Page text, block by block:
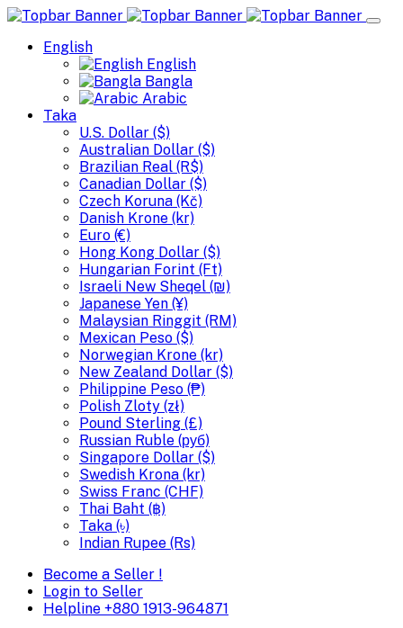
English
English
Bangla
Arabic
Taka
U.S. Dollar ($)
Australian Dollar ($)
Brazilian Real (R$)
Canadian Dollar ($)
Czech Koruna (Kč)
Danish Krone (kr)
Euro (€)
Hong Kong Dollar ($)
Hungarian Forint (Ft)
Israeli New Sheqel (₪)
Japanese Yen (¥)
Malaysian Ringgit (RM)
Mexican Peso ($)
Norwegian Krone (kr)
New Zealand Dollar ($)
Philippine Peso (₱)
Polish Zloty (zł)
Pound Sterling (£)
Russian Ruble (руб)
Singapore Dollar ($)
Swedish Krona (kr)
Swiss Franc (CHF)
Thai Baht (฿)
Taka (৳)
Indian Rupee (Rs)
Become a Seller !
Login to Seller
Helpline +880 1913-964871